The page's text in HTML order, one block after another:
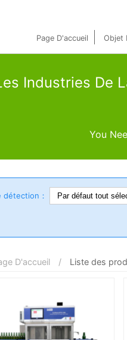
Page D'accueil Objet
Industries De
You
détection：
D'accueil / Liste des